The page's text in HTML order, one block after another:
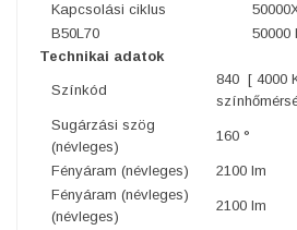
Kapcsolási ciklus
B50L70
50000
Technikai adatok
Színkód
840 [ 4000
Sugárzási szög
(névleges)
160 °
Fényáram (névleges)
2100 lm
Fényáram (névleges)
(névleges)
2100 lm